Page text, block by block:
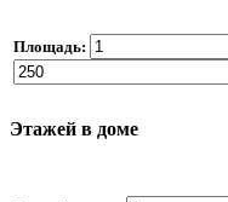
Площадь:
Этажей в доме